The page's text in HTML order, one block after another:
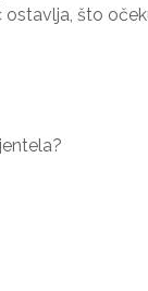
što